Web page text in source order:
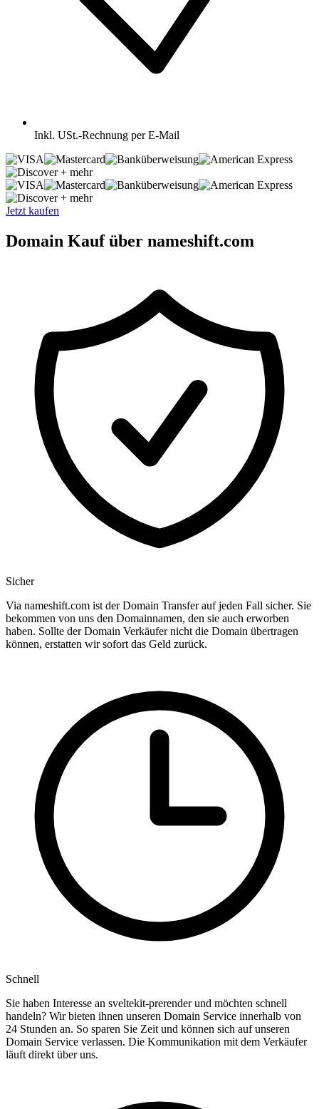
Inkl. USt.-Rechnung per E-Mail
+ mehr
+ mehr
Jetzt kaufen
Domain Kauf über nameshift.com
Sicher
Via nameshift.com ist der Domain Transfer auf jeden Fall sicher. Sie
bekommen von uns den Domainnamen, den sie auch erworben
haben. Sollte der Domain Verkäufer nicht die Domain übertragen
können, erstatten wir sofort das Geld zurück.
Schnell
Sie haben Interesse an sveltekit-prerender und möchten schnell
handeln? Wir bieten ihnen unseren Domain Service innerhalb von
24 Stunden an. So sparen Sie Zeit und können sich auf unseren
Domain Service verlassen. Die Kommunikation mit dem Verkäufer
läuft direkt über uns.